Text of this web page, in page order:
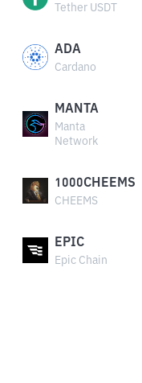
Tether USDT
ADA
Cardano
MANTA
Manta
Network
1000CHEEMS
CHEEMS
EPIC
Epic Chain